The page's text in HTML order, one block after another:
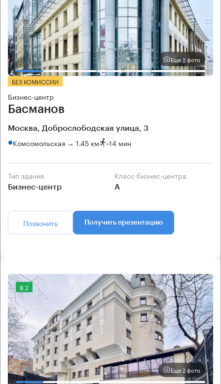
Еще 2 фото
БЕЗ КОМИССИИ
Бизнес-центр
Басманов
Москва, Доброслободская улица, 3
Комсомольская → 1.45 км ~14 мин
Тип здания
Бизнес-центр
Класс бизнес-центра
А
Позвонить Получить презентацию
8.2
Еще 2 фото